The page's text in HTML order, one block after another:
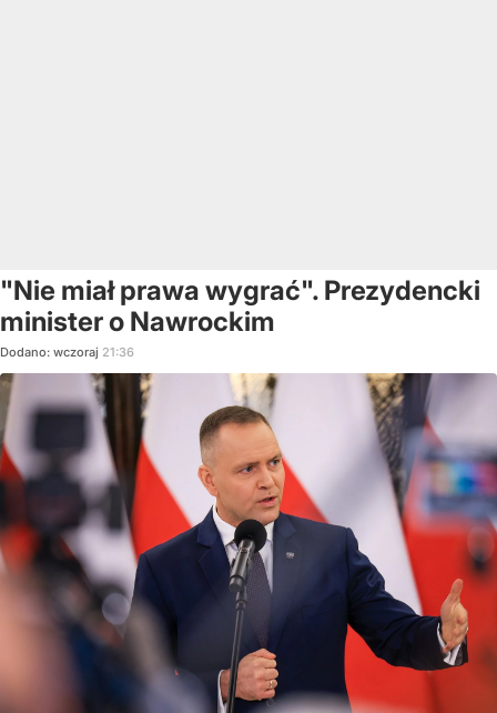
"Nie miał prawa wygrać". Prezydencki
minister o Nawrockim
Dodano: wczoraj 21:36